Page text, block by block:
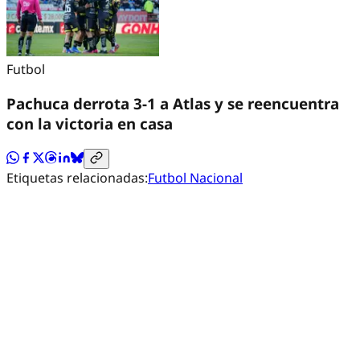
Futbol
Pachuca derrota 3-1 a Atlas y se reencuentra
con la victoria en casa
Etiquetas relacionadas:Futbol Nacional